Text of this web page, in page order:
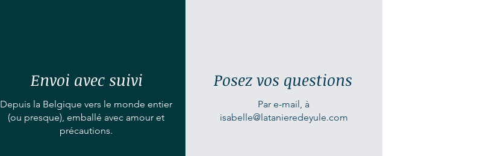
de ne pas le mouiller, ni sous la douche ni
Envoi avec suivi
Depuis la Belgique vers le monde entier
(ou presque), emballé avec amour et
précautions.
Posez vos questions
Par e-mail, à
isabelle@latanieredeyule.com